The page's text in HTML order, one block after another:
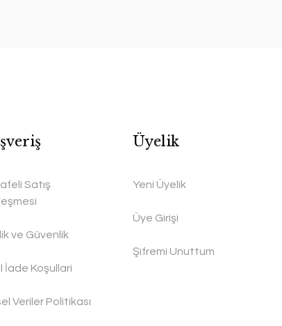
Satış
ve Güvenlik
İade Koşullari
Veriler Politikası
Üyelik
Yeni Üyelik
Üye Girişi
Şifremi Unuttum